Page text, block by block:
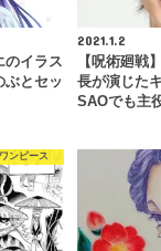
のイラス
ぶとセッ
2021.1.2
【呪術廻戦
長が演じた
SAOでも主
ワンピース